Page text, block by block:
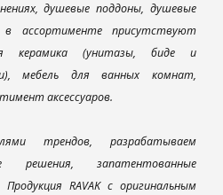
душевые поддоны, душевые
ассортименте присутствуют
керамика (унитазы, биде и
мебель для ванных комнат,
аксессуаров.
трендов, разрабатываем
решения, запатентованные
RAVAK с оригинальным